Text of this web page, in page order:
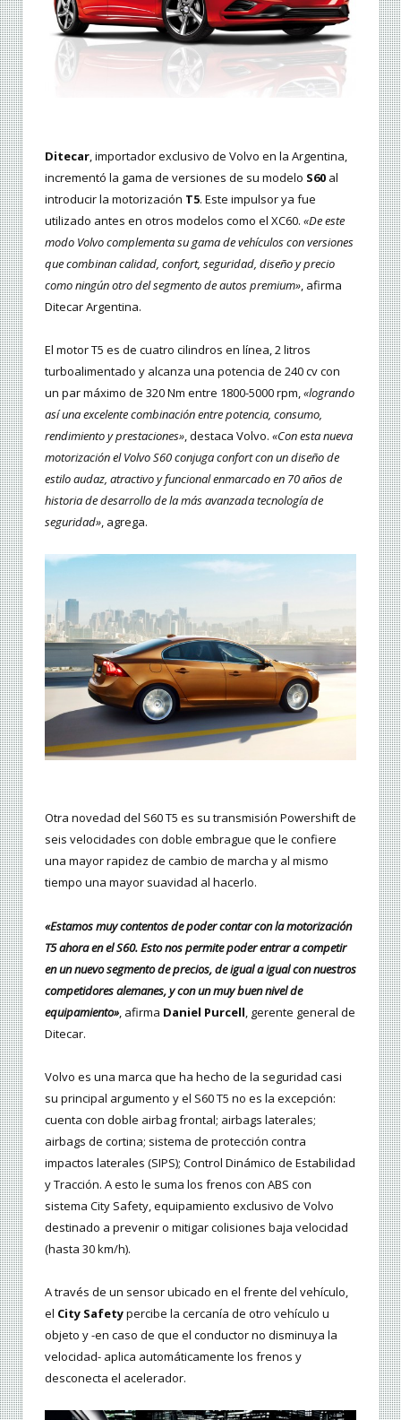
Ditecar , importador exclusivo de Volvo en la Argentina,
incrementó la gama de versiones de su modelo S60 al
introducir la motorización T5. Este impulsor ya fue
utilizado antes en otros modelos como el XC60. «De este
modo Volvo complementa su gama de vehículos con versiones
que combinan calidad, confort, seguridad, diseño y precio
como ningún otro del segmento de autos premium» , afirma
Ditecar Argentina.
El motor T5 es de cuatro cilindros en línea, 2 litros
turboalimentado y alcanza una potencia de 240 cv con
un par máximo de 320 Nm entre 1800-5000 rpm,«logrando
así una excelente combinación entre potencia, consumo,
rendimiento y prestaciones», destaca Volvo. «Con esta nueva
motorización el Volvo S60 conjuga confort con un diseño de
estilo audaz, atractivo y funcional enmarcado en 70 años de
historia de desarrollo de la más avanzada tecnología de
seguridad», agrega.
Otra novedad del S60 T5 es su transmisión Powershift de
seis velocidades con doble embrague que le confiere
una mayor rapidez de cambio de marcha y al mismo
tiempo una mayor suavidad al hacerlo.
«Estamos muy contentos de poder contar con la motorización
T5 ahora en el S60. Esto nos permite poder entrar a competir
en un nuevo segmento de precios, de igual a igual con nuestros
competidores alemanes, y con un muy buen nivel de
equipamiento», afirma Daniel Purcell, gerente general de
Ditecar.
Volvo es una marca que ha hecho de la seguridad casi
su principal argumento y el S60 T5 no es la excepción:
cuenta con doble airbag frontal; airbags laterales;
airbags de cortina; sistema de protección contra
impactos laterales (SIPS); Control Dinámico de Estabilidad
y Tracción. A esto le suma los frenos con ABS con
sistema City Safety, equipamiento exclusivo de Volvo
destinado a prevenir o mitigar colisiones baja velocidad
(hasta 30 km/h).
A través de un sensor ubicado en el frente del vehículo,
el City Safetypercibe la cercanía de otro vehículo u
objeto y -en caso de que el conductor no disminuya la
velocidad- aplica automáticamente los frenos y
desconecta el acelerador.